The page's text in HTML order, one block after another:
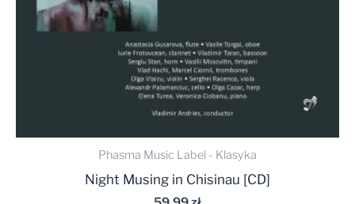
Phasma Music Label - Klasyka
Night Musing in Chisinau [CD]